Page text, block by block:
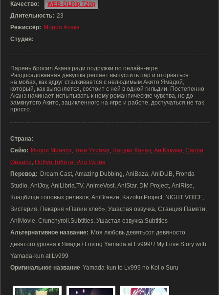
Качество:
WEB-DLRip 720p
Длительность: 23
Режиссёр: Морио Асака
Студия:
Парень бросил Аканэ ради подружки по онлайн-игре.
Раздосадованная девушка решает выпустить пар и оторваться
на мобах, как вдруг сталкивается с нелюдимым Акито Ямадой,
который, как выясняется, состоит с ней в одной гильдии. Постепенно
Аканэ начинает испытывать к нему романтические чувства, но до
замкнутого Акито, зацикленного на игре и работе, достучаться не так
просто.
Страна:
Сейю: Инори Минасэ, Коки Утияма, Нацуки Ханаэ, Аи Какума, Саори
Онъиси, Нобуо Тобита, Рио Цутия
Перевод: Dream Cast, Amazing Dubbing, AniBaza, AniDUB, Fronda
Studio, AniJoy, AniLibria.TV, AnimeVost, AniStar, DM Project, AniRise,
Кладбище топовых релизов, AniBreeze, Kazoku Project, NIGHT VOICE,
Вистерия, Пекарня «Папин хлеб», Ушастая озвучка, Станция Памяти,
AniMovie, Crunchyroll.Subtitles, Ушастая озвучка.Subtitles
Альтернативное название: Моя любовь девятьсот девяносто
девятого уровня к Ямаде / Loving Yamada at Lv999! / My Love Story with
Yamada-kun at Lv999
Оригинальное название Yamada-kun to Lv999 no Koi o Suru